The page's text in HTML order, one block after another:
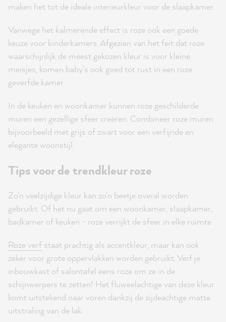
maken het tot de ideale interieurkleur voor de slaapkamer.
Vanwege het kalmerende effect is roze ook een goede
keuze voor kinderkamers. Afgezien van het feit dat roze
waarschijnlijk de meest gekozen kleur is voor kleine
meisjes, komen baby's ook goed tot rust in een roze
geverfde kamer.
In de keuken en woonkamer kunnen roze geschilderde
muren een gezellige sfeer creëren. Combineer roze muren
bijvoorbeeld met grijs of zwart voor een verfijnde en
elegante woonstijl.
Tips voor de trendkleur roze
Zo'n veelzijdige kleur kan zo'n beetje overal worden
gebruikt. Of het nu gaat om een woonkamer, slaapkamer,
badkamer of keuken - roze verrijkt de sfeer in elke ruimte
Roze verf staat prachtig als accentkleur, maar kan ook
zeker voor grote oppervlakken worden gebruikt. Verf je
inbouwkast of salontafel eens roze om ze in de
schijnwerpers te zetten! Het fluweelachtige van deze kleur
komt uitstekend naar voren dankzij de zijdeachtige matte
uitstraling van de lak.